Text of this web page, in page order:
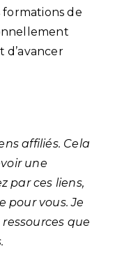
formations de
d’avancer
affiliés. Cela
une
par ces liens,
pour vous. Je
que